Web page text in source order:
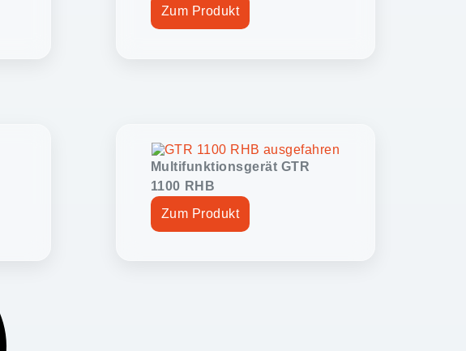
Zum Produkt
Multifunktionsgerät GTR
1100 RHB
Zum Produkt